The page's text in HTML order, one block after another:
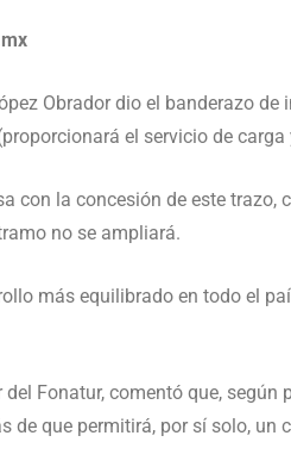
Obrador dio el banderazo
el servicio de carga
con la concesión de este
no se ampliará.
más equilibrado en todo el
Fonatur, comentó que,
de que permitirá, por sí solo, un